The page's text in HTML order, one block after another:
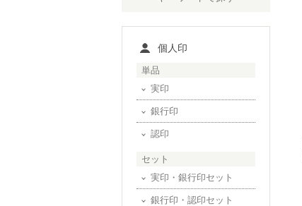
個人印
単品
実印
銀行印
認印
セット
実印・銀行印セット
銀行印・認印セット